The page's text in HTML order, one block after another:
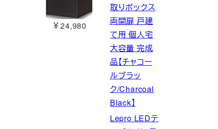
￥24,980
取りボックス
両開扉 戸建
て用 個人宅
大容量 完成
品【チャコー
ルブラッ
ク/Charcoal
Black】
Lepro LEDテ